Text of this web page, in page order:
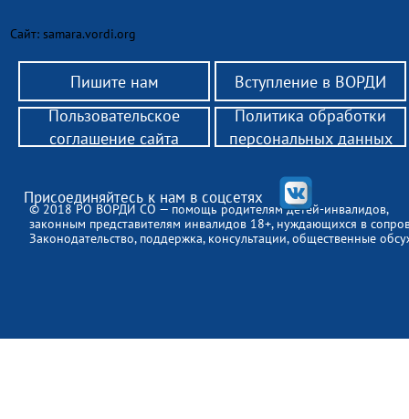
Сайт: samara.vordi.org
Пишите нам Вступление в ВОРДИ
© 2018 РО ВОРДИ СО — помощь родителям детей-инвалидов,
законным представителям инвалидов 18+, нуждающихся в
Законодательство, поддержка, консультации, общественные
Присоединяйтесь к нам в соцсетях
Пользовательское
соглашение сайта
Политика обработки
персональных данных